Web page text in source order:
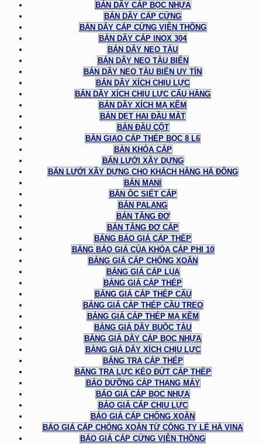
BÁN DÂY CÁP BỌC NHỰA
BÁN DÂY CÁP CỨNG
BÁN DÂY CÁP CỨNG VIỄN THÔNG
BÁN DÂY CÁP INOX 304
BÁN DÂY NEO TÀU
BÁN DÂY NEO TÀU BIỂN
BÁN DÂY NEO TÀU BIỂN UY TÍN
BÁN DÂY XÍCH CHỊU LỰC
BÁN DÂY XÍCH CHỊU LỰC CẨU HÀNG
BÁN DÂY XÍCH MẠ KẼM
BẢN DẸT HAI ĐẦU MẮT
BẢN ĐẦU CỘT
BÀN GIAO CÁP THÉP BỌC 8 L6
BÁN KHÓA CÁP
BÁN LƯỚI XÂY DỰNG
BÁN LƯỚI XÂY DỰNG CHO KHÁCH HÀNG HÀ ĐÔNG
BÁN MANI
BÁN ỐC SIẾT CÁP
BÁN PALANG
BÁN TĂNG ĐƠ
BÁN TĂNG ĐƠ CÁP
BẢNG BÁO GIÁ CÁP THÉP
BẢNG BÁO GIÁ CỦA KHÓA CÁP PHI 10
BẢNG GIÁ CÁP CHỐNG XOẮN
BẢNG GIÁ CÁP LỤA
BẢNG GIÁ CÁP THÉP
BẢNG GIÁ CÁP THÉP CẨU
BẢNG GIÁ CÁP THÉP CẦU TREO
BẢNG GIÁ CÁP THÉP MẠ KẼM
BẢNG GIÁ DÂY BUỘC TÀU
BẢNG GIÁ DÂY CÁP BỌC NHỰA
BẢNG GIÁ DÂY XÍCH CHỊU LỰC
BẢNG TRA CÁP THÉP
BẢNG TRA LỰC KÉO ĐỨT CÁP THÉP
BẢO DƯỠNG CÁP THANG MÁY
BÁO GIÁ CÁP BỌC NHỰA
BÁO GIÁ CÁP CHỊU LỰC
BÁO GIÁ CÁP CHỐNG XOẮN
BÁO GIÁ CÁP CHỐNG XOẮN TỪ CÔNG TY LÊ HÀ VINA
BÁO GIÁ CÁP CỨNG VIỄN THÔNG